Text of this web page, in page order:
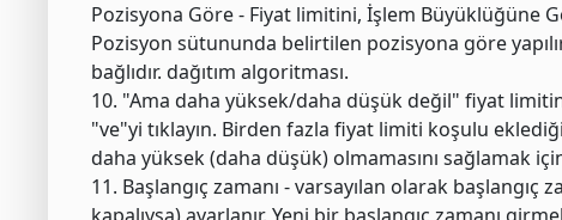
Pozisyona Göre - Fiyat limitini, İşlem Büyüklüğüne
Pozisyon sütununda belirtilen pozisyona göre
bağlıdır. dağıtım algoritması.
10. "Ama daha yüksek/daha düşük değil" fiyat
"ve"yi tıklayın. Birden fazla fiyat limiti koşulu
daha yüksek (daha düşük) olmamasını sağlamak
11. Başlangıç zamanı - varsayılan olarak